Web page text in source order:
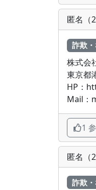
匿名（
詐欺
株式会
東京都
HP：
Mail：
1
匿名（
詐欺